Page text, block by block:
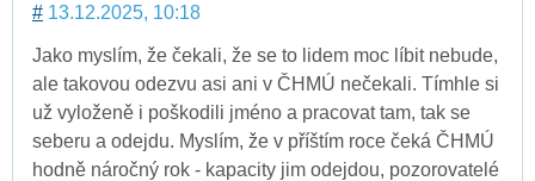
# 13.12.2025, 10:18
Jako myslím, že čekali, že se to lidem moc líbit nebude,
ale takovou odezvu asi ani v ČHMÚ nečekali. Tímhle si
už vyloženě i poškodili jméno a pracovat tam, tak se
seberu a odejdu. Myslím, že v příštím roce čeká ČHMÚ
hodně náročný rok - kapacity jim odejdou, pozorovatelé